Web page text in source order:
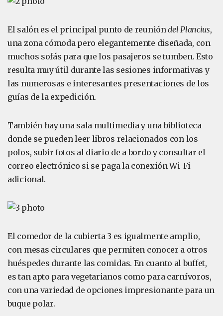
El salón es el principal punto de reunióndel Plancius,
una zona cómoda pero elegantemente diseñada, con
muchos sofás para que los pasajeros se tumben. Esto
resulta muy útil durante las sesiones informativas y
las numerosas e interesantes presentaciones de los
guías de la expedición.
También hay una sala multimedia y una biblioteca
donde se pueden leer libros relacionados con los
polos, subir fotos al diario de a bordo y consultar el
correo electrónico si se paga la conexión Wi-Fi
adicional.
El comedor de la cubierta 3 es igualmente amplio,
con mesas circulares que permiten conocer a otros
huéspedes durante las comidas. En cuanto al buffet,
es tan apto para vegetarianos como para carnívoros,
con una variedad de opciones impresionante para un
buque polar.